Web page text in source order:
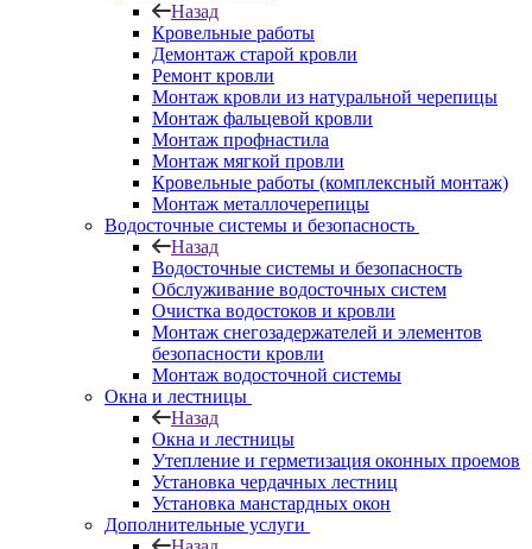
Назад
Кровельные работы
Демонтаж старой кровли
Ремонт кровли
Монтаж кровли из натуральной черепицы
Монтаж фальцевой кровли
Монтаж профнастила
Монтаж мягкой провли
Кровельные работы (комплексный монтаж)
Монтаж металлочерепицы
Водосточные системы и безопасность
Назад
Водосточные системы и безопасность
Обслуживание водосточных систем
Очистка водостоков и кровли
Монтаж снегозадержателей и элементов
безопасности кровли
Монтаж водосточной системы
Окна и лестницы
Назад
Окна и лестницы
Утепление и герметизация оконных проемов
Установка чердачных лестниц
Установка манстардных окон
Дополнительные услуги